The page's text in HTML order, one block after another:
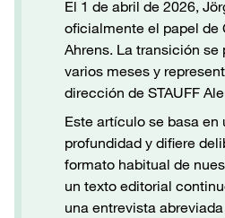
El 1 de abril de 2026,
oficialmente el papel de
Ahrens. La transición se
varios meses y
dirección de STAUFF
Este artículo se basa en
profundidad y difiere
formato habitual de
un texto editorial
una entrevista